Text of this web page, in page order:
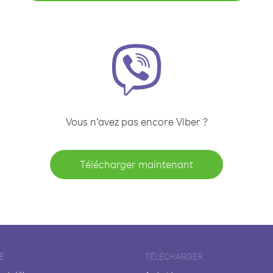
Vous n’avez pas encore Viber ?
Télécharger maintenant
TÉLÉCHARGER